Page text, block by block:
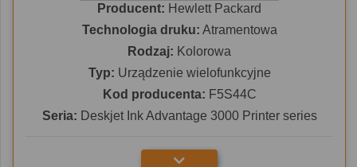
Producent: Hewlett Packard
Technologia druku: Atramentowa
Rodzaj: Kolorowa
Typ: Urządzenie wielofunkcyjne
Kod producenta: F5S44C
Seria: Deskjet Ink Advantage 3000 Printer series